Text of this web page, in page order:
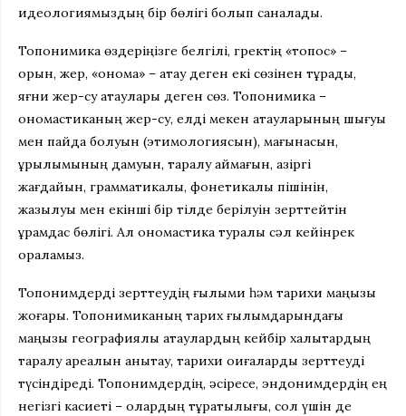
идеологиямыздың бір бөлігі болып саналады.
Топонимика өздеріңізге белгілі, гректің «топос» –
орын, жер, «онома» – атау деген екі сөзінен тұрады,
яғни жер-су атаулары деген сөз. Топонимика –
ономастиканың жер-су, елді мекен атауларының шығуы
мен пайда болуын (этимологиясын), мағынасын,
құрылымының дамуын, таралу аймағын, қазіргі
жағдайын, грамматикалық, фонетикалық пішінін,
жазылуы мен екінші бір тілде берілуін зерттейтін
құрамдас бөлігі. Ал ономастика туралы сәл кейінрек
ораламыз.
Топонимдерді зерттеудің ғылыми һәм тарихи маңызы
жоғары. Топонимиканың тарих ғылымдарындағы
маңызы географиялық атаулардың кейбір халықтардың
таралу ареалын анықтау, тарихи оқиғаларды зерттеуді
түсіндіреді. Топонимдердің, әсіресе, эндонимдердің ең
негізгі касиеті – олардың тұрақтылығы, сол үшін де